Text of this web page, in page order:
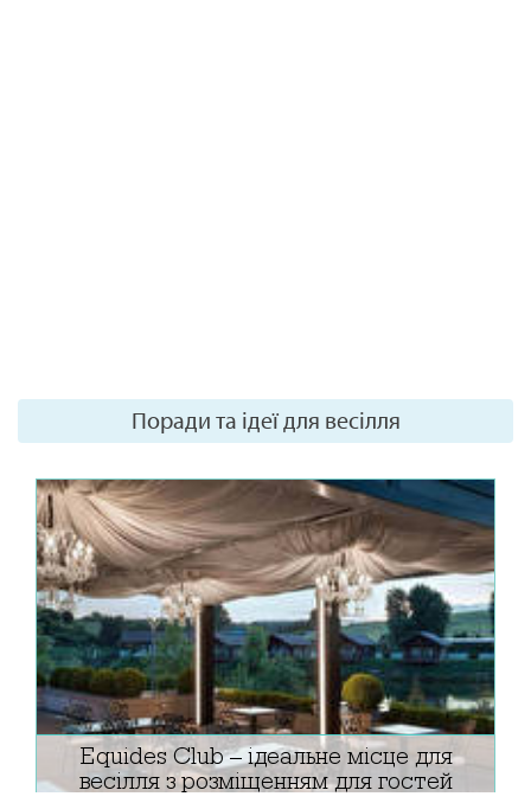
Поради та ідеї для весілля
Equides Club – ідеальне місце для
весілля з розміщенням для гостей